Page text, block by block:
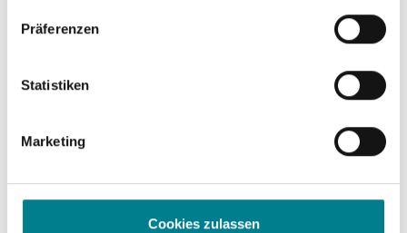
Präferenzen
Statistiken
Marketing
Cookies zulassen
Hamstringtransplantat.